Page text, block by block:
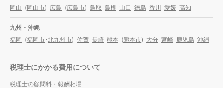
岡山 (岡山市) 広島 (広島市) 鳥取 島根 山口 徳島 香川 愛媛 高知
九州・沖縄
福岡 (福岡市・北九州市) 佐賀 長崎 熊本 (熊本市) 大分 宮崎 鹿児島 沖縄
税理士にかかる費用について
税理士の顧問料・報酬相場